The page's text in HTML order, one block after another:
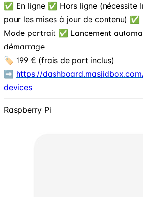
✅ En ligne ✅ Hors ligne (nécessite
pour les mises à jour de contenu)
Mode portrait ✅ Lancement
démarrage
🏷️ 199 € (frais de port inclus)
➡️ https://
devices
Raspberry Pi